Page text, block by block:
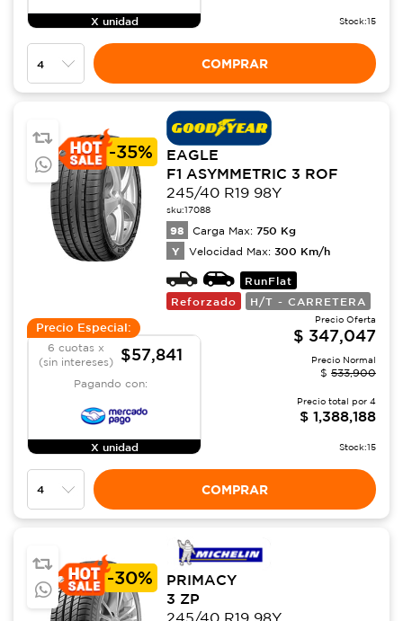
X unidad Stock:15
COMPRAR
-35%
EAGLE
F1 ASYMMETRIC 3 ROF
245/40 R19 98Y
sku:17088
98 Carga Max: 750 Kg
Y Velocidad Max: 300 Km/h
RunFlat
Reforzado
H/T - CARRETERA
Precio Especial:
6 cuotas x
(sin intereses)
$57,841
Pagando con:
X unidad
Precio Oferta
$ 347,047
Precio Normal
$ 533,900
Precio total por 4
$ 1,388,188
Stock:15
COMPRAR
-30%
PRIMACY
3 ZP
245/40 R19 98Y